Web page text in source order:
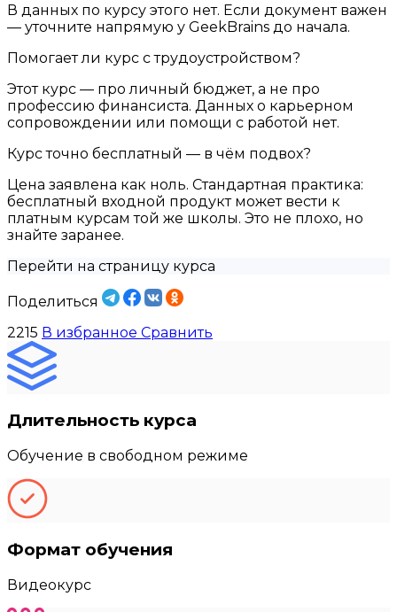
В данных по курсу этого нет. Если документ важен
— уточните напрямую у GeekBrains до начала.
Помогает ли курс с трудоустройством?
Этот курс — про личный бюджет, а не про
профессию финансиста. Данных о карьерном
сопровождении или помощи с работой нет.
Курс точно бесплатный — в чём подвох?
Цена заявлена как ноль. Стандартная практика:
бесплатный входной продукт может вести к
платным курсам той же школы. Это не плохо, но
знайте заранее.
Перейти на страницу курса
Поделиться
2215 В избранное Сравнить
Длительность курса
Обучение в свободном режиме
Формат обучения
Видеокурс